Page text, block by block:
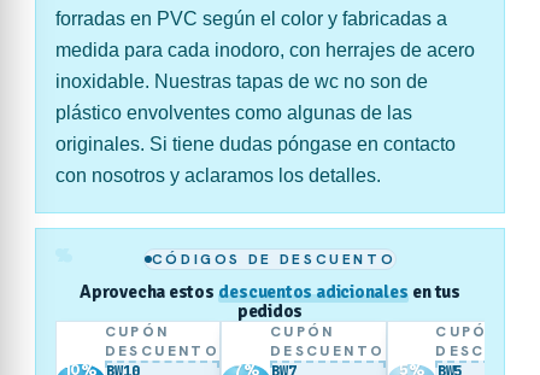
forradas en PVC según el color y fabricadas a
medida para cada inodoro, con herrajes de acero
inoxidable. Nuestras tapas de wc no son de
plástico envolventes como algunas de las
originales. Si tiene dudas póngase en contacto
con nosotros y aclaramos los detalles.
CÓDIGOS DE DESCUENTO
Aprovecha estos descuentos adicionales en tus
pedidos
10%
CUPÓN
DESCUENTO
7%
CUPÓN
DESCUENTO
5%
CUPÓN